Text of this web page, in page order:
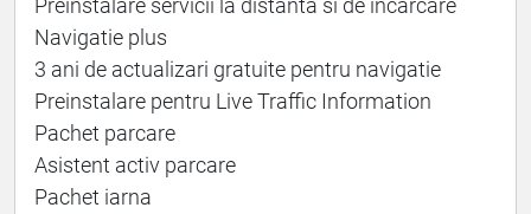
Preinstalare servicii la distanta si de incarcare
Navigatie plus
3 ani de actualizari gratuite pentru navigatie
Preinstalare pentru Live Traffic Information
Pachet parcare
Asistent activ parcare
Pachet iarna